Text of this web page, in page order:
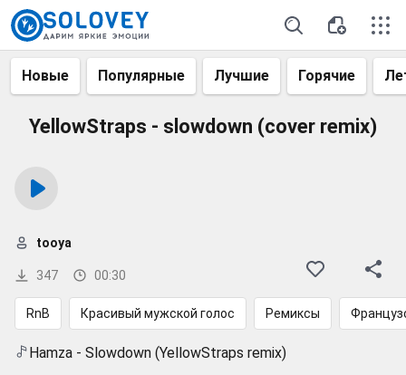
Новые Популярные Лучшие Горячие
YellowStraps - slowdown (cover remix)
347 00:30
tooya
RnB Красивый мужской голос Ремиксы
Hamza - Slowdown (YellowStraps remix)